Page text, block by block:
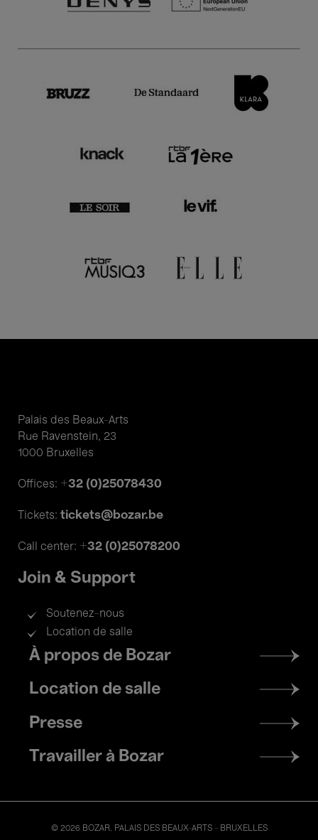
Palais des Beaux-Arts
Rue Ravenstein, 23
1000 Bruxelles
Offices: +32 (0)25078430
Tickets: tickets@bozar.be
Call center: +32 (0)25078200
Join & Support
Soutenez-nous
Location de salle
Footer
menu
À propos de Bozar
Location de salle
Presse
Travailler à Bozar
© 2026 BOZAR. PALAIS DES BEAUX-ARTS - BRUXELLES